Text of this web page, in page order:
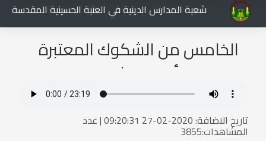
شعبة المدارس الدينية في العتبة الحسينية المقدسة
الخامس من الشكوك المعتبرة
الى المسألة 286 ثانيا
تاريخ الاضافة: 2020-02-27 09:20:31 | عدد
المشاهدات:3855